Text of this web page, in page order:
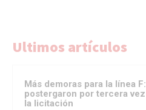
Ultimos artículos
Más demoras para la línea F:
postergaron por tercera vez
la licitación